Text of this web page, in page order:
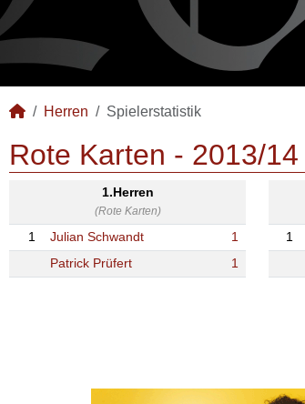
Herren Spielerstatistik
Rote Karten - 2013/14
1.Herren
(Rote Karten)
1 Julian Schwandt
1
Patrick Prüfert
1
1